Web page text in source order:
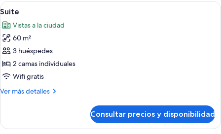
Abrir
todas
las
fotos
de
Suite
Un espacio de estudio con
8
Suite
Vistas a la ciudad
60 m²
3 huéspedes
2 camas individuales
Wifi gratis
Ver más detalles
Más
Consultar precios y disponibilidad